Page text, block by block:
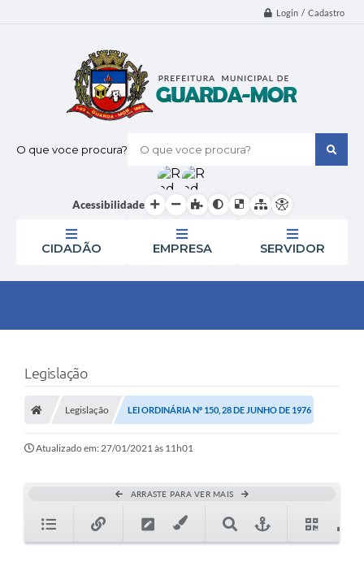
Login / Cadastro
O que voce procura?
Acessibilidade
CIDADÃO EMPRESA SERVIDOR
Legislação
Legislação LEI ORDINÁRIA Nº 150, 28 DE JUNHO DE 1976
Atualizado em: 27/01/2021 às 11h01
ARRASTE PARA VER MAIS